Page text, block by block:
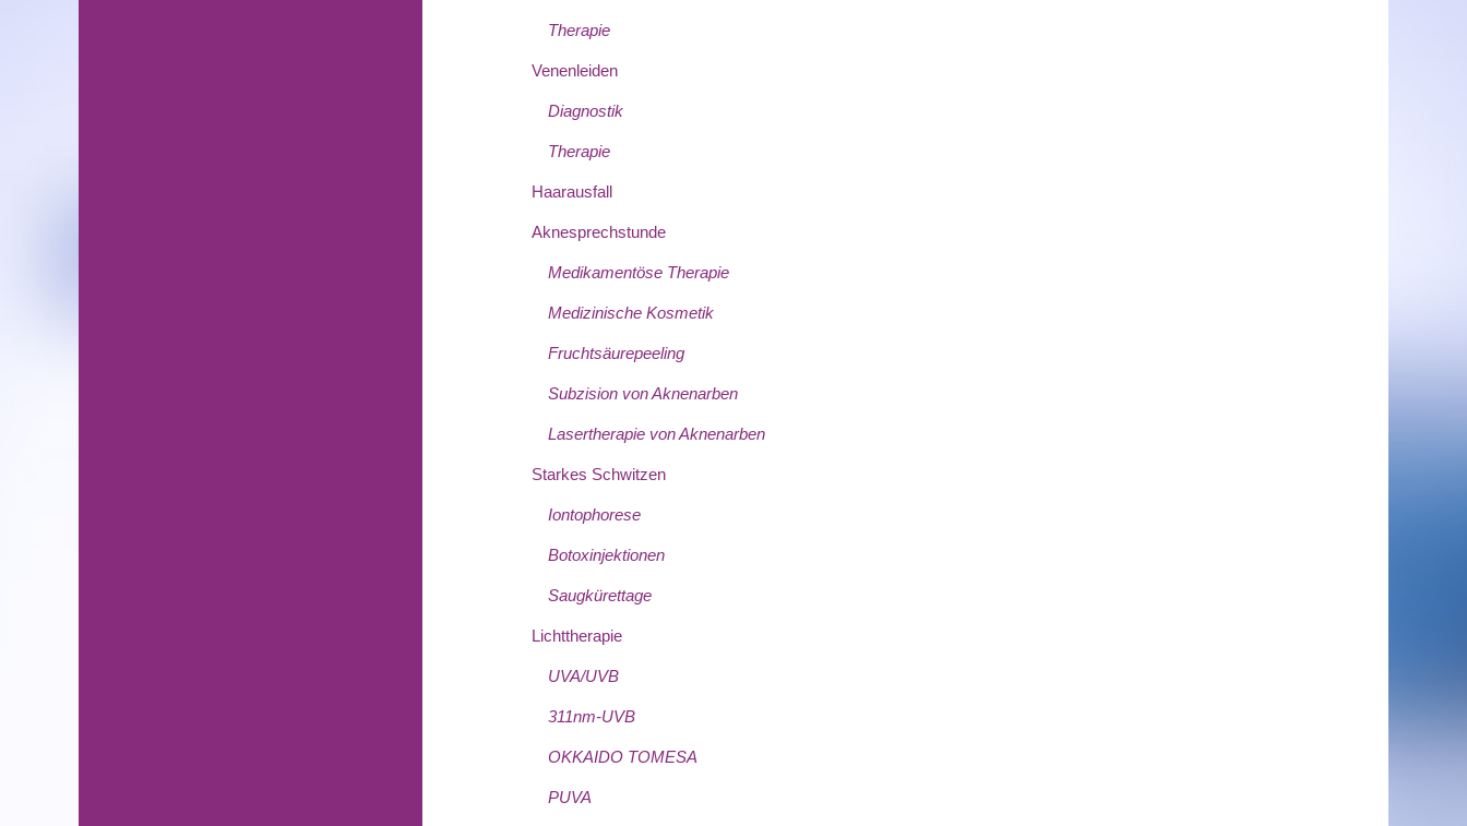
Therapie
Venenleiden
Diagnostik
Therapie
Haarausfall
Aknesprechstunde
Medikamentöse Therapie
Medizinische Kosmetik
Fruchtsäurepeeling
Subzision von Aknenarben
Lasertherapie von Aknenarben
Starkes Schwitzen
Iontophorese
Botoxinjektionen
Saugkürettage
Lichttherapie
UVA/UVB
311nm-UVB
OKKAIDO TOMESA
PUVA